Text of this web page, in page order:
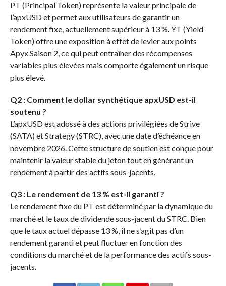
PT (Principal Token) représente la valeur principale de
l’apxUSD et permet aux utilisateurs de garantir un
rendement fixe, actuellement supérieur à 13 %. YT (Yield
Token) offre une exposition à effet de levier aux points
Apyx Saison 2, ce qui peut entraîner des récompenses
variables plus élevées mais comporte également un risque
plus élevé.
Q2 : Comment le dollar synthétique apxUSD est-il
soutenu ?
L’apxUSD est adossé à des actions privilégiées de Strive
(SATA) et Strategy (STRC), avec une date d’échéance en
novembre 2026. Cette structure de soutien est conçue pour
maintenir la valeur stable du jeton tout en générant un
rendement à partir des actifs sous-jacents.
Q3 : Le rendement de 13 % est-il garanti ?
Le rendement fixe du PT est déterminé par la dynamique du
marché et le taux de dividende sous-jacent du STRC. Bien
que le taux actuel dépasse 13 %, il ne s’agit pas d’un
rendement garanti et peut fluctuer en fonction des
conditions du marché et de la performance des actifs sous-
jacents.